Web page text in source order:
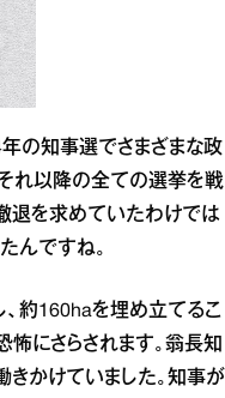
の知事選でさまざまな政
れ以降の全ての選挙を戦
退を求めていたわけでは
んですね。
約160haを埋め立てるこ
にさらされます。翁長知
きかけていました。知事が